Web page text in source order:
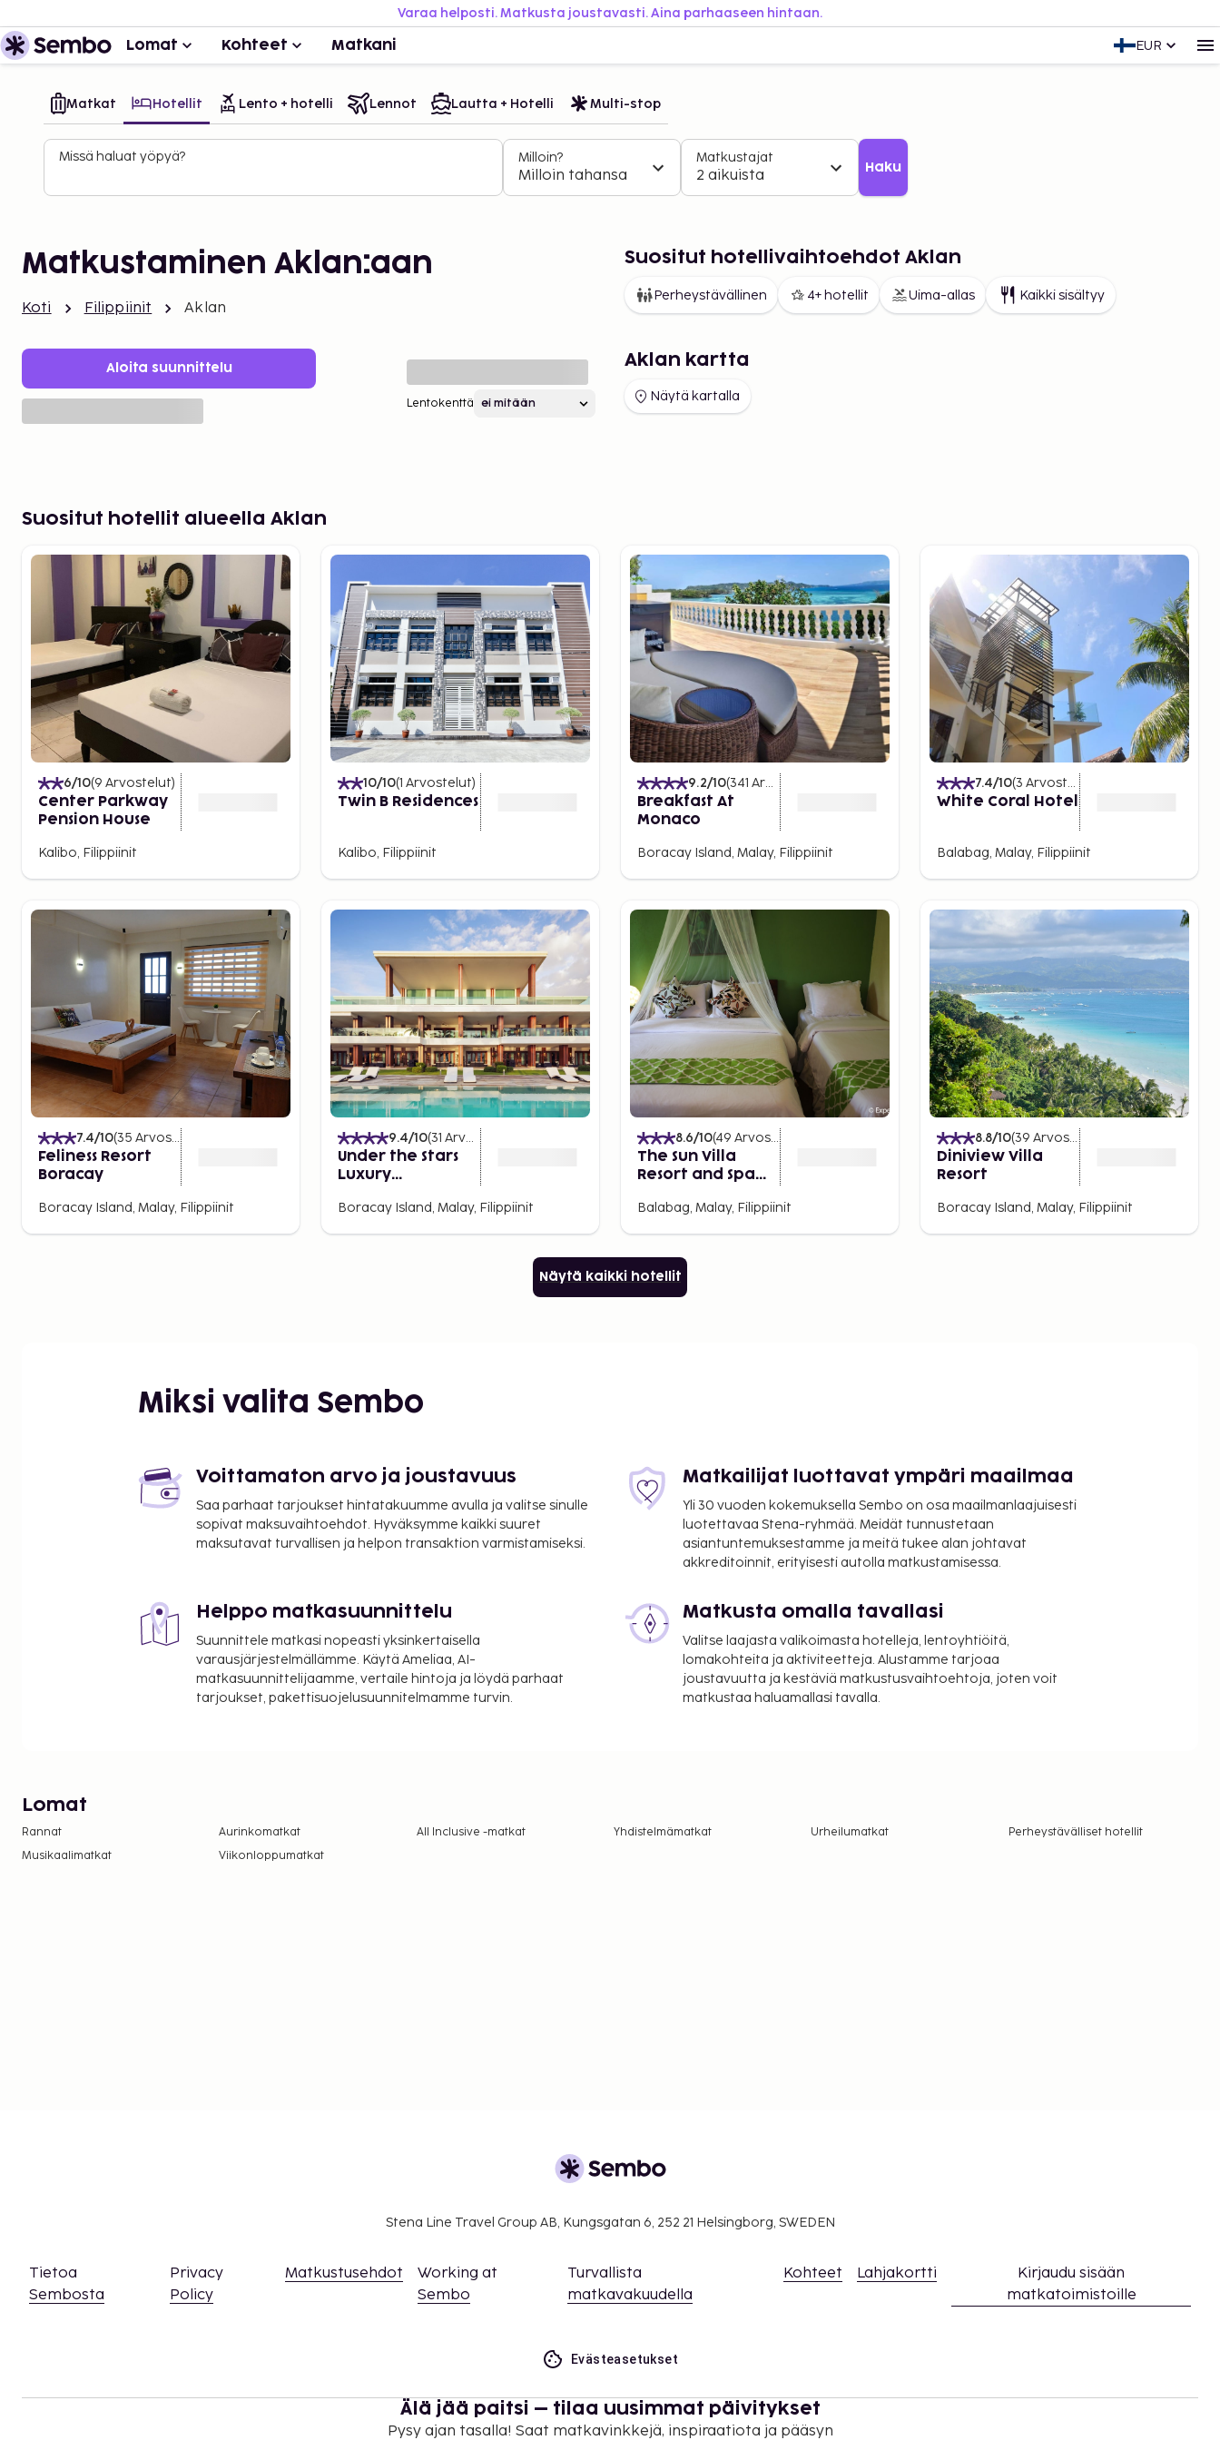
Varaa helposti. Matkusta joustavasti. Aina parhaaseen hintaan.
Lomat Kohteet Matkani EUR
Matkat Hotellit Lento + hotelli Lennot Lautta + Hotelli Multi-stop
Missä haluat yöpyä? Milloin?
Milloin tahansa
Matkustajat
2 aikuista Haku
Matkustaminen Aklan:aan
Koti Filippiinit Aklan
Aloita suunnittelu
Lentokenttä
Suositut hotellivaihtoehdot Aklan
Perheystävällinen 4+ hotellit Uima-allas Kaikki sisältyy
Aklan kartta
Näytä kartalla
Suositut hotellit alueella Aklan
6/10(9 Arvostelut)
Center Parkway
Pension House
Kalibo, Filippiinit
10/10(1 Arvostelut)
Twin B Residences
Kalibo, Filippiinit
9.2/10(341 Arvostelut
Breakfast At
Monaco
Boracay Island, Malay, Filippiinit
7.4/10(3 Arvostelut
White Coral Hotel
Balabag, Malay, Filippiinit
7.4/10(35 Arvostelut
Feliness Resort
Boracay
Boracay Island, Malay, Filippiinit
9.4/10(31 Arvostelut
Under the Stars
Luxury
Boracay Island, Malay, Filippiinit
8.6/10(49 Arvostelut
The Sun Villa
Resort and Spa
Balabag, Malay, Filippiinit
8.8/10(39 Arvostelut
Diniview Villa
Resort
Boracay Island, Malay, Filippiinit
Näytä kaikki hotellit
Miksi valita Sembo
Voittamaton arvo ja joustavuus
Saa parhaat tarjoukset hintatakuumme avulla ja valitse sinulle
sopivat maksuvaihtoehdot. Hyväksymme kaikki suuret
maksutavat turvallisen ja helpon transaktion varmistamiseksi.
Matkailijat luottavat ympäri maailmaa
Yli 30 vuoden kokemuksella Sembo on osa maailmanlaajuisesti
luotettavaa Stena-ryhmää. Meidät tunnustetaan
asiantuntemuksestamme ja meitä tukee alan johtavat
akkreditoinnit, erityisesti autolla matkustamisessa.
Helppo matkasuunnittelu
Suunnittele matkasi nopeasti yksinkertaisella
varausjärjestelmällämme. Käytä Ameliaa, AI-
matkasuunnittelijaamme, vertaile hintoja ja löydä parhaat
tarjoukset, pakettisuojelusuunnitelmamme turvin.
Matkusta omalla tavallasi
Valitse laajasta valikoimasta hotelleja, lentoyhtiöitä,
lomakohteita ja aktiviteetteja. Alustamme tarjoaa
joustavuutta ja kestäviä matkustusvaihtoehtoja, joten voit
matkustaa haluamallasi tavalla.
Lomat
Rannat Aurinkomatkat All Inclusive -matkat Yhdistelmämatkat Urheilumatkat
Perheystävälliset hotellit
Musikaalimatkat
Viikonloppumatkat
Stena Line Travel Group AB, Kungsgatan 6, 252 21 Helsingborg, SWEDEN
Tietoa
Sembosta
Privacy
Policy
Matkustusehdot
Working at
Sembo
Turvallista
matkavakuudella
Kohteet Lahjakortti
Kirjaudu sisään
matkatoimistoille
Evästeasetukset
Älä jää paitsi – tilaa uusimmat päivitykset
Pysy ajan tasalla! Saat matkavinkkejä, inspiraatiota ja pääsyn